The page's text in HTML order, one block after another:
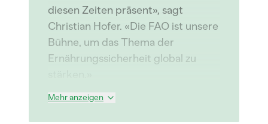
diesen Zeiten präsent», sagt
Christian Hofer. «Die FAO ist unsere
Bühne, um das Thema der
Ernährungssicherheit global zu
Mehr anzeigen